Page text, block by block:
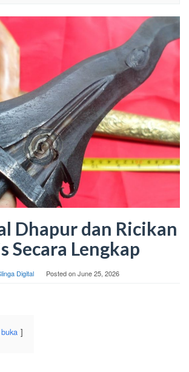
Dhapur dan Ricikan
Secara Lengkap
Digital Posted onJune 25, 2026
buka